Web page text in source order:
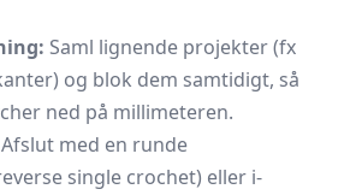
Saml lignende projekter (fx
og blok dem samtidigt, så
ned på millimeteren.
Afslut med en runde
single crochet) eller i-